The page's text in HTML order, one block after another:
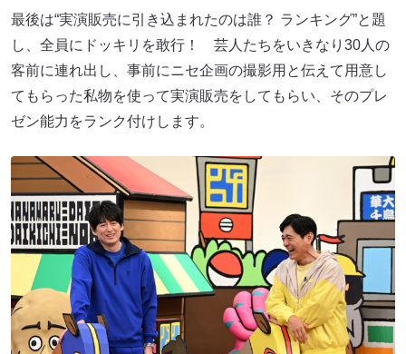
最後は“実演販売に引き込まれたのは誰？ ランキング”と題
し、全員にドッキリを敢行！ 芸人たちをいきなり30人の
客前に連れ出し、事前にニセ企画の撮影用と伝えて用意し
てもらった私物を使って実演販売をしてもらい、そのプレ
ゼン能力をランク付けします。